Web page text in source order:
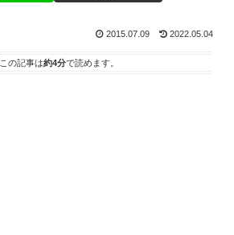
2015.07.09 2022.05.04
この記事は約4分で読めます。